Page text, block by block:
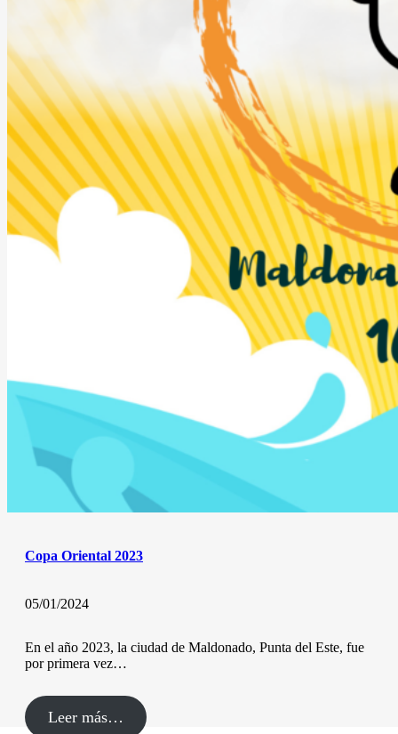
Copa Oriental 2023
05/01/2024
En el año 2023, la ciudad de Maldonado, Punta del Este, fue
por primera vez…
Leer más…